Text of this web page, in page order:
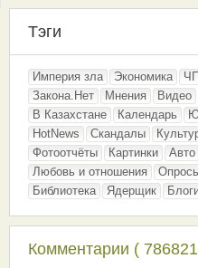
Тэги
Империя зла Экономика ЧП
Закона.Нет
Мнения Видео
В Казахстане
Календарь
HotNews
Скандалы
Фотоотчёты
Картинки Авто
Любовь и отношения
Библиотека
Ядерщик
Комментарии (